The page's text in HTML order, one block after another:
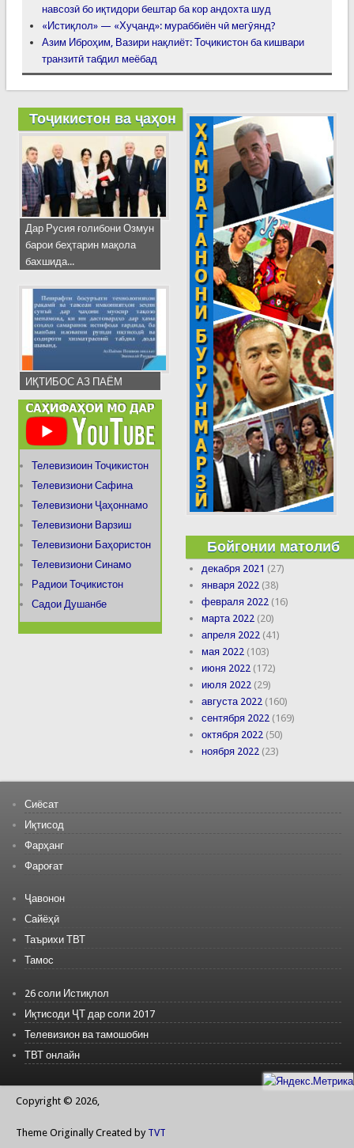
навсозӣ бо иқтидори бештар ба кор андохта шуд
«Истиқлол» — «Хуҷанд»: мураббиён чӣ мегӯянд?
Азим Иброҳим, Вазири нақлиёт: Тоҷикистон ба кишвари
транзитӣ табдил меёбад
Тоҷикистон ва ҷаҳон
Дар Русия ғолибони Озмун
барои беҳтарин мақола
бахшида...
ИҚТИБОС АЗ ПАЁМ
Телевизиоин Тоҷикистон
Телевизиони Сафина
Телевизиони Ҷаҳоннамо
Телевизиони Варзиш
Телевизиони Баҳористон
Телевизиони Синамо
Радиои Тоҷикистон
Садои Душанбе
Бойгонии матолиб
декабря 2021 (27)
января 2022 (38)
февраля 2022 (16)
марта 2022 (20)
апреля 2022 (41)
мая 2022 (103)
июня 2022 (172)
июля 2022 (29)
августа 2022 (160)
сентября 2022 (169)
октября 2022 (50)
ноября 2022 (23)
Сиёсат
Иқтисод
Фарҳанг
Фароғат
Ҷавонон
Сайёҳӣ
Таърихи ТВТ
Тамос
26 соли Истиқлол
Иқтисоди ҶТ дар соли 2017
Телевизион ва тамошобин
ТВТ онлайн
Copyright © 2026,
Theme Originally Created by TVT